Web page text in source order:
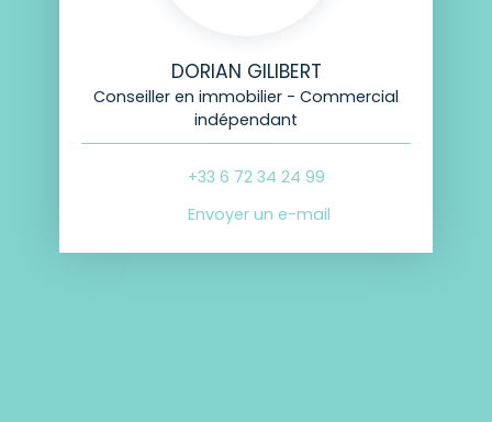
DORIAN GILIBERT
Conseiller en immobilier - Commercial
indépendant
+33 6 72 34 24 99
Envoyer un e-mail